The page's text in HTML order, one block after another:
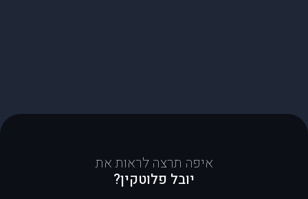
איפה תרצה לראות את
יובל פלוטקין?